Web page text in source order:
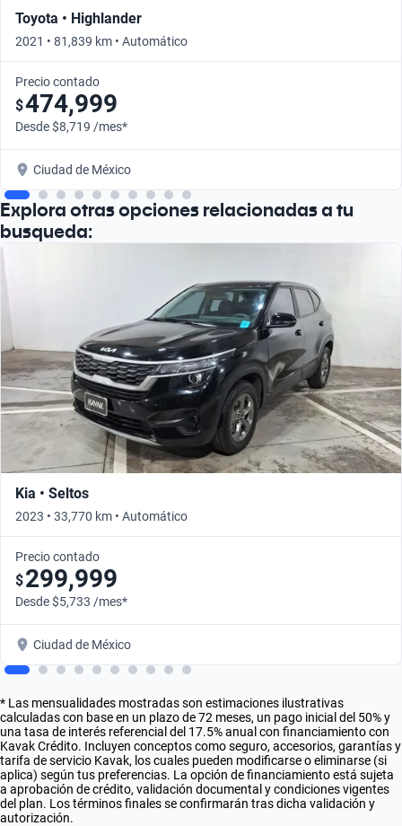
Toyota • Highlander
2021 • 81,839 km • Automático
Precio contado
$474,999
Desde $8,719 /mes*
Ciudad de México
Explora otras opciones relacionadas a tu
busqueda:
Kia • Seltos
2023 • 33,770 km • Automático
Precio contado
$299,999
Desde $5,733 /mes*
Ciudad de México
* Las mensualidades mostradas son estimaciones ilustrativas
calculadas con base en un plazo de 72 meses, un pago inicial del 50% y
una tasa de interés referencial del 17.5% anual con financiamiento con
Kavak Crédito. Incluyen conceptos como seguro, accesorios, garantías y
tarifa de servicio Kavak, los cuales pueden modificarse o eliminarse (si
aplica) según tus preferencias. La opción de financiamiento está sujeta
a aprobación de crédito, validación documental y condiciones vigentes
del plan. Los términos finales se confirmarán tras dicha validación y
autorización.